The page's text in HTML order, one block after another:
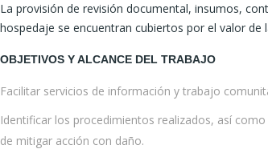
La provisión de revisión documental, insumos,
hospedaje se encuentran cubiertos por el valor
OBJETIVOS Y ALCANCE DEL TRABAJO
Facilitar servicios de información y trabajo
Identificar los procedimientos realizados, así
de mitigar acción con daño.